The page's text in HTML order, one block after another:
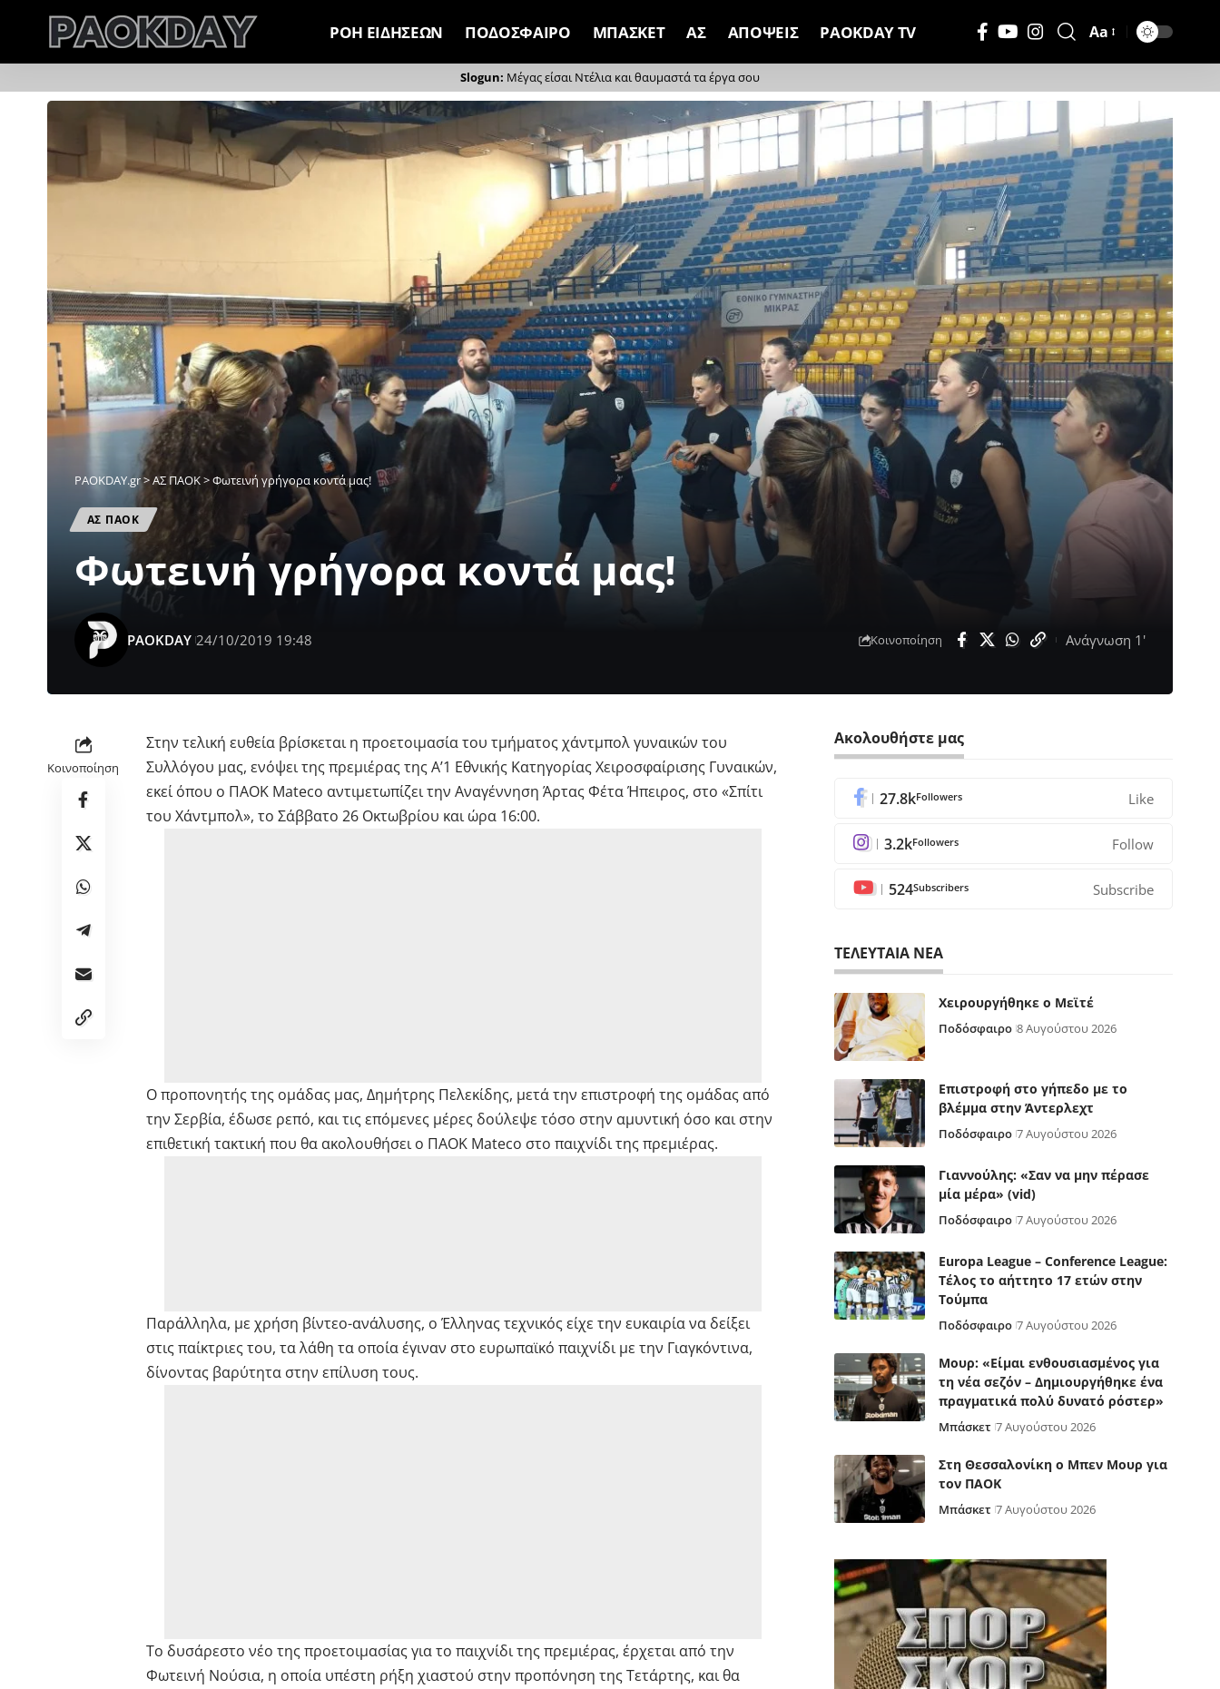
ΡΟΗ ΕΙΔΗΣΕΩΝ ΠΟΔΟΣΦΑΙΡΟ ΜΠΑΣΚΕΤ ΑΣ ΑΠΟΨΕΙΣ PAOKDAY TV
Μέγεθος
Γραμματοσειράς
Aa
Μέγας είσαι Ντέλια και θαυμαστά τα έργα σου
PAOKDAY.gr>ΑΣ ΠΑΟΚ>Φωτεινή γρήγορα κοντά μας!
ΑΣ ΠΑΟΚ
Φωτεινή γρήγορα κοντά μας!
PAOKDAY 24/10/2019 19:48 Κοινοποίηση Ανάγνωση 1'
Κοινοποίηση
Στην τελική ευθεία βρίσκεται η προετοιμασία του τμήματος χάντμπολ γυναικών του
Συλλόγου μας, ενόψει της πρεμιέρας της Α’1 Εθνικής Κατηγορίας Χειροσφαίρισης Γυναικών,
εκεί όπου ο ΠΑΟΚ Mateco αντιμετωπίζει την Αναγέννηση Άρτας Φέτα Ήπειρος, στο «Σπίτι
του Χάντμπολ», το Σάββατο 26 Οκτωβρίου και ώρα 16:00.
Ο προπονητής της ομάδας μας, Δημήτρης Πελεκίδης, μετά την επιστροφή της ομάδας από
την Σερβία, έδωσε ρεπό, και τις επόμενες μέρες δούλεψε τόσο στην αμυντική όσο και στην
επιθετική τακτική που θα ακολουθήσει ο ΠΑΟΚ Mateco στο παιχνίδι της πρεμιέρας.
Παράλληλα, με χρήση βίντεο-ανάλυσης, ο Έλληνας τεχνικός είχε την ευκαιρία να δείξει
στις παίκτριες του, τα λάθη τα οποία έγιναν στο ευρωπαϊκό παιχνίδι με την Γιαγκόντινα,
δίνοντας βαρύτητα στην επίλυση τους.
Το δυσάρεστο νέο της προετοιμασίας για το παιχνίδι της πρεμιέρας, έρχεται από την
Φωτεινή Νούσια, η οποία υπέστη ρήξη χιαστού στην προπόνηση της Τετάρτης, και θα
Ακολουθήστε μας
27.8kFollowers Like
3.2kFollowers Follow
524Subscribers Subscribe
ΤΕΛΕΥΤΑΙΑ ΝΕΑ
Χειρουργήθηκε ο Μεϊτέ
Ποδόσφαιρο 8 Αυγούστου 2026
Επιστροφή στο γήπεδο με το
βλέμμα στην Άντερλεχτ
Ποδόσφαιρο 7 Αυγούστου 2026
Γιαννούλης: «Σαν να μην πέρασε
μία μέρα» (vid)
Ποδόσφαιρο 7 Αυγούστου 2026
Europa League – Conference League:
Τέλος το αήττητο 17 ετών στην
Τούμπα
Ποδόσφαιρο 7 Αυγούστου 2026
Μουρ: «Είμαι ενθουσιασμένος για
τη νέα σεζόν – Δημιουργήθηκε ένα
πραγματικά πολύ δυνατό ρόστερ»
Μπάσκετ 7 Αυγούστου 2026
Στη Θεσσαλονίκη ο Μπεν Μουρ για
τον ΠΑΟΚ
Μπάσκετ 7 Αυγούστου 2026